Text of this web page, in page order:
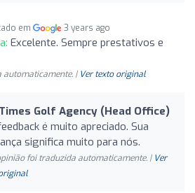
em 3 years ago
Excelente. Sempre prestativos e
automaticamente. | Ver texto original
Golf Agency (Head Office)
é muito apreciado. Sua
significa muito para nós.
foi traduzida automaticamente. | Ver